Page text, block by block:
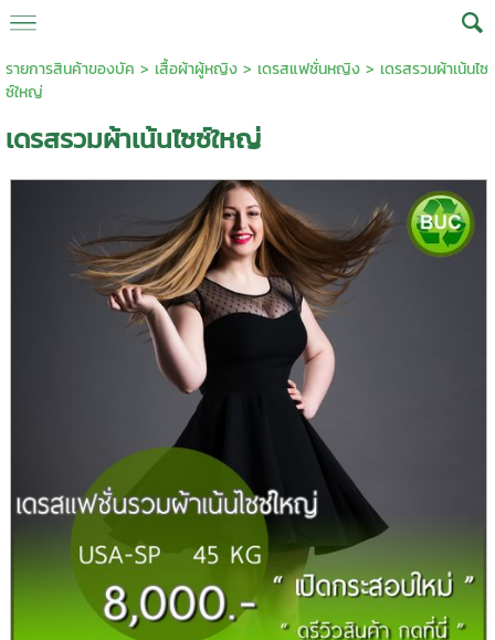
รายการสินค้าของบัค > เสื้อผ้าผู้หญิง> เดรสแฟชั่นหญิง> เดรสรวมผ้าเน้นไซ
ซ์ใหญ่
เดรสรวมผ้าเน้นไซซ์ใหญ่